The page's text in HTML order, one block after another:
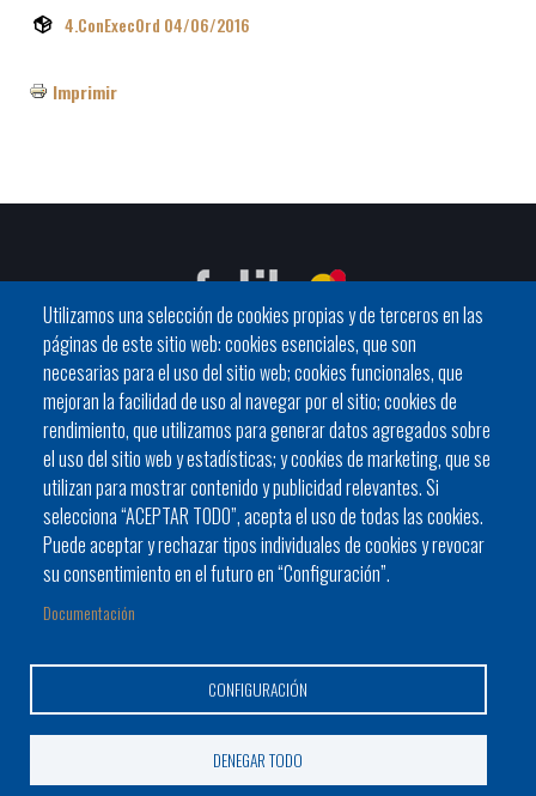
la
4.ConExecOrd 04/06/2016
Imprimir
Utilizamos una selección de cookies propias y de terceros en las
páginas de este sitio web: cookies esenciales, que son
necesarias para el uso del sitio web; cookies funcionales, que
mejoran la facilidad de uso al navegar por el sitio; cookies de
rendimiento, que utilizamos para generar datos agregados sobre
el uso del sitio web y estadísticas; y cookies de marketing, que se
utilizan para mostrar contenido y publicidad relevantes. Si
selecciona “ACEPTAR TODO”, acepta el uso de todas las cookies.
Puede aceptar y rechazar tipos individuales de cookies y revocar
su consentimiento en el futuro en “Configuración”.
Documentación
CONFIGURACIÓN
DENEGAR TODO
Footer
1
Alcaldes y alcaldesas
JORNADES Presidencia del Consell
C / General Riera, 111 07010 Palma
Phone 971 760911 - Fax 971 763102
© Ayuntamiento de Manacor